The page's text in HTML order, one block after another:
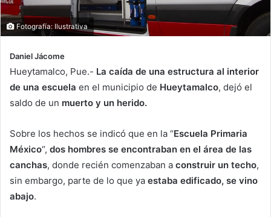
Fotografía: Ilustrativa
Daniel Jácome
Hueytamalco, Pue.- La caída de una estructura al interior
de una escuela en el municipio de Hueytamalco, dejó el
saldo de un muerto y un herido.
Sobre los hechos se indicó que en la “Escuela Primaria
México“, dos hombres se encontraban en el área de las
canchas, donde recién comenzaban a construir un techo,
sin embargo, parte de lo que ya estaba edificado, se vino
abajo.